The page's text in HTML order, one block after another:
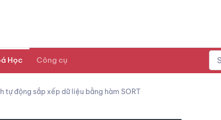
Học Công cụ
tự động sắp xếp dữ liệu bằng hàm SORT